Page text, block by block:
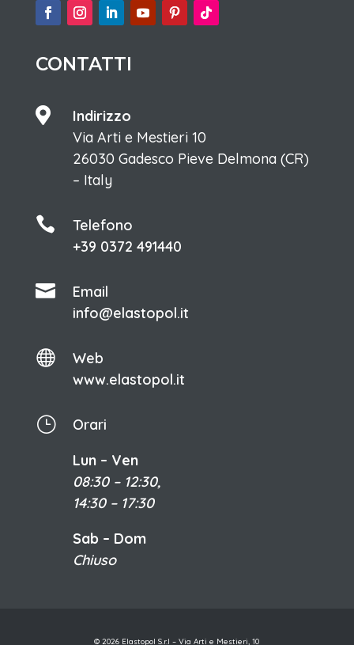
CONTATTI

Indirizzo
Via Arti e Mestieri 10
26030 Gadesco Pieve Delmona (CR)
– Italy

Telefono
+39 0372 491440

Email
info@elastopol.it

Web
www.elastopol.it
}
Orari
Lun – Ven
08:30 – 12:30,
14:30 – 17:30
Sab – Dom
Chiuso
© 2026 Elastopol S.r.l – Via Arti e Mestieri, 10